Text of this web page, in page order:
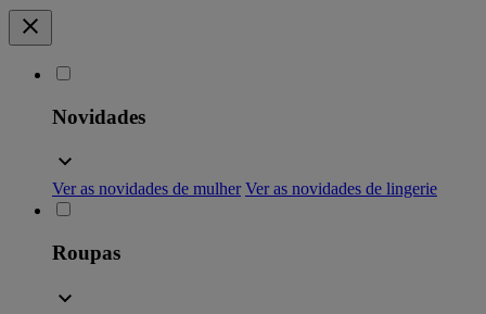
Novidades
Ver as novidades de mulher Ver as novidades de lingerie
Roupas